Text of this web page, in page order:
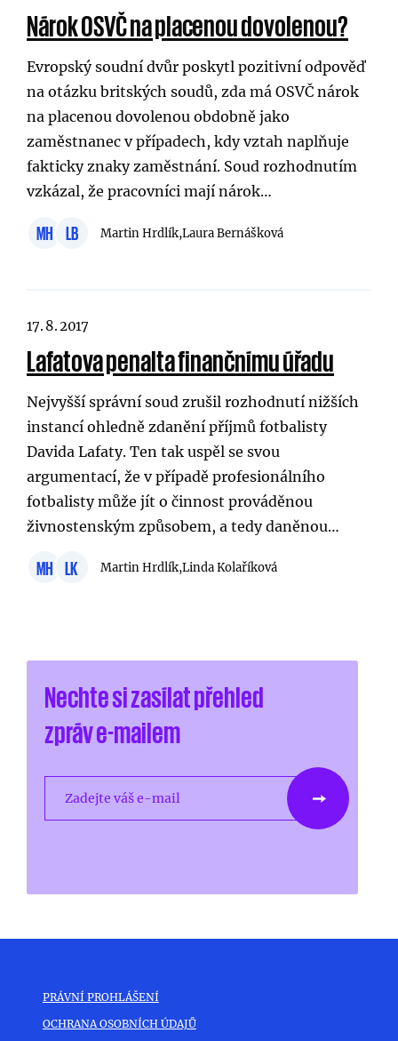
Nárok OSVČ na placenou dovolenou?
Evropský soudní dvůr poskytl pozitivní odpověď
na otázku britských soudů, zda má OSVČ nárok
na placenou dovolenou obdobně jako
zaměstnanec v případech, kdy vztah naplňuje
fakticky znaky zaměstnání. Soud rozhodnutím
vzkázal, že pracovníci mají nárok…
MH LB Martin Hrdlík,Laura Bernášková
17. 8. 2017
Lafatova penalta finančnímu úřadu
Nejvyšší správní soud zrušil rozhodnutí nižších
instancí ohledně zdanění příjmů fotbalisty
Davida Lafaty. Ten tak uspěl se svou
argumentací, že v případě profesionálního
fotbalisty může jít o činnost prováděnou
živnostenským způsobem, a tedy daněnou…
MH LK Martin Hrdlík,Linda Kolaříková
Nechte si zasílat přehled
zpráv e-mailem
Zadejte váš e-mail
PRÁVNÍ PROHLÁŠENÍ
OCHRANA OSOBNÍCH ÚDAJŮ